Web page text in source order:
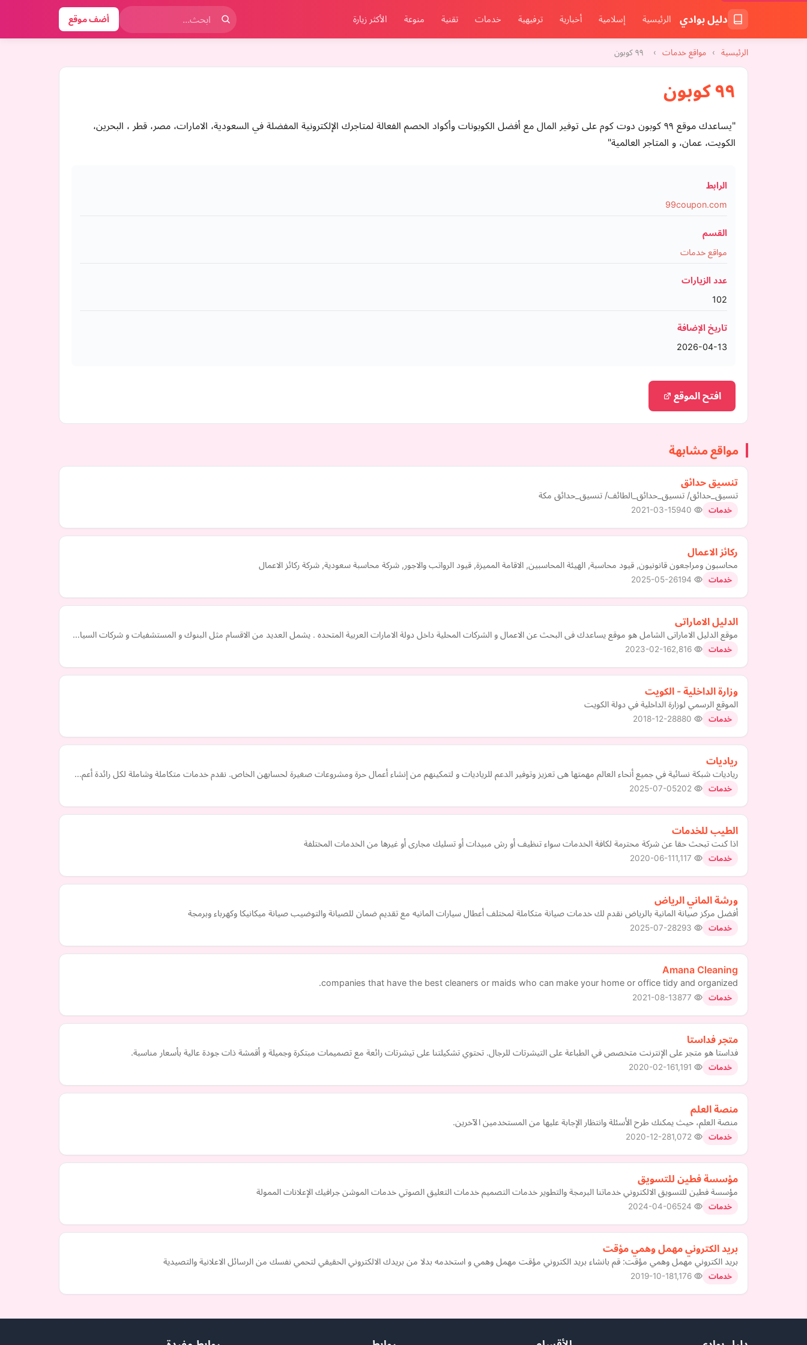
دليل بوادي الرئيسية إسلامية أخبارية ترفيهية خدمات تقنية منوعة الأكثر زيارة أضف موقع
الرئيسية › مواقع خدمات › ٩٩ كوبون
٩٩ كوبون
"يساعدك موقع ٩٩ كوبون دوت كوم على توفير المال مع أفضل الكوبونات وأكواد الخصم الفعالة لمتاجرك الإلكترونية المفضلة في السعودية، الامارات، مصر، قطر ، البحرين،
الكويت، عمان، و المتاجر العالمية"
الرابط
99coupon.com
القسم
مواقع خدمات
عدد الزيارات
102
تاريخ الإضافة
2026-04-13
افتح الموقع
مواقع مشابهة
تنسيق حدائق
تنسيق_حدائق/ تنسيق_حدائق_الطائف/ تنسيق_حدائق مكة
خدمات 2021-03-15
ركائز الاعمال
محاسبون ومراجعون قانونيون, قيود محاسبة, الهيئة المحاسبين, الاقامة المميزة, قيود الرواتب والاجور, شركة محاسبة سعودية, شركة ركائز الاعمال
خدمات 2025-05-26
الدليل الاماراتى
موقع الدليل الاماراتى الشامل هو موقع يساعدك فى البحث عن الاعمال و الشركات المحلية داخل دولة الامارات العربية المتحده . يشمل العديد من الاقسام مثل البنوك و المستشفيات و شركات السيا…
خدمات 2023-02-16
وزارة الداخلية - الكويت
الموقع الرسمي لوزارة الداخلية في دولة الكويت
خدمات 2018-12-28
رياديات
رياديات شبكة نسائية في جميع أنحاء العالم مهمتها هى تعزيز وتوفير الدعم للرياديات و لتمكينهم من إنشاء أعمال حرة ومشروعات صغيرة لحسابهن الخاص. نقدم خدمات متكاملة وشاملة لكل رائدة أعم…
خدمات 2025-07-05
الطيب للخدمات
اذا كنت تبحث حقا عن شركة محترمة لكافة الخدمات سواء تنظيف أو رش مبيدات أو تسليك مجارى أو غيرها من الخدمات المختلفة
خدمات 2020-06-11
ورشة الماني الرياض
أفضل مركز صيانة المانية بالرياض نقدم لك خدمات صيانة متكاملة لمختلف أعطال سيارات المانيه مع تقديم ضمان للصيانة والتوضيب صيانة ميكانيكا وكهرباء وبرمجة
خدمات 2025-07-28
Amana Cleaning
companies that have the best cleaners or maids who can make your home or office tidy and organized.
خدمات 2021-08-13
متجر فداستا
فداستا هو متجر على الإنترنت متخصص في الطباعة على التيشرتات للرجال. تحتوي تشكيلتنا على تيشرتات رائعة مع تصميمات مبتكرة وجميلة و أقمشة ذات جودة عالية بأسعار مناسبة.
خدمات 2020-02-16
منصة العلم
منصة العلم، حيث يمكنك طرح الأسئلة وانتظار الإجابة عليها من المستخدمين الآخرين.
خدمات 2020-12-28
مؤسسة فطين للتسويق
مؤسسة فطين للتسويق الالكتروني خدماتنا البرمجة والتطوير خدمات التصميم خدمات التعليق الصوتي خدمات الموشن جرافيك الإعلانات الممولة
خدمات 2024-04-06
بريد الكتروني مهمل وهمي مؤقت
بريد الكتروني مهمل وهمي مؤقت: قم بانشاء بريد الكتروني مؤقت مهمل وهمي و استخدمه بدلا من بريدك الالكتروني الحقيقي لتحمي نفسك من الرسائل الاعلانية والتصيدية
خدمات 2019-10-18